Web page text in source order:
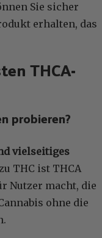
Sie sicher
erhalten, das
THCA-
probieren?
vielseitiges
THC ist THCA
Nutzer macht, die
ohne die